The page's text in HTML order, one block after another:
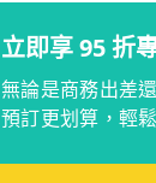
立即享 95 折
無論是商務出差
預訂更划算，輕